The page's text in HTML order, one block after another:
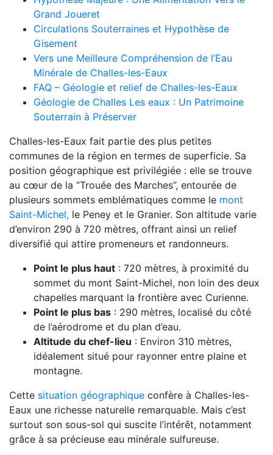
Grand Joueret
Circulations Souterraines et Hypothèse de
Gisement
Vers une Meilleure Compréhension de l’Eau
Minérale de Challes-les-Eaux
FAQ – Géologie et relief de Challes-les-Eaux
Géologie de Challes Les eaux : Un Patrimoine
Souterrain à Préserver
Challes-les-Eaux fait partie des plus petites
communes de la région en termes de superficie. Sa
position géographique est privilégiée : elle se trouve
au cœur de la “Trouée des Marches”, entourée de
plusieurs sommets emblématiques comme le mont
Saint-Michel, le Peney et le Granier. Son altitude varie
d’environ 290 à 720 mètres, offrant ainsi un relief
diversifié qui attire promeneurs et randonneurs.
Point le plus haut : 720 mètres, à proximité du
sommet du mont Saint-Michel, non loin des deux
chapelles marquant la frontière avec Curienne.
Point le plus bas : 290 mètres, localisé du côté
de l’aérodrome et du plan d’eau.
Altitude du chef-lieu : Environ 310 mètres,
idéalement situé pour rayonner entre plaine et
montagne.
Cette situation géographique confère à Challes-les-
Eaux une richesse naturelle remarquable. Mais c’est
surtout son sous-sol qui suscite l’intérêt, notamment
grâce à sa précieuse eau minérale sulfureuse.